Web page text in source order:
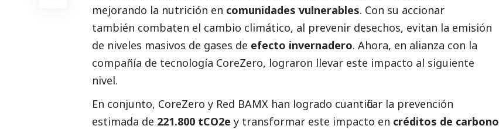
mejorando la nutrición en comunidades vulnerables. Con su accionar
también combaten el cambio climático, al prevenir desechos, evitan la emisión
de niveles masivos de gases de efecto invernadero. Ahora, en alianza con la
compañía de tecnología CoreZero, lograron llevar este impacto al siguiente
nivel.
En conjunto, CoreZero y Red BAMX han logrado cuantificar la prevención
estimada de 221.800 tCO2e y transformar este impacto en créditos de carbono